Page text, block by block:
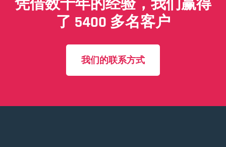
凭借数十年的经验，我们赢得
了 5400 多名客户
我们的联系方式